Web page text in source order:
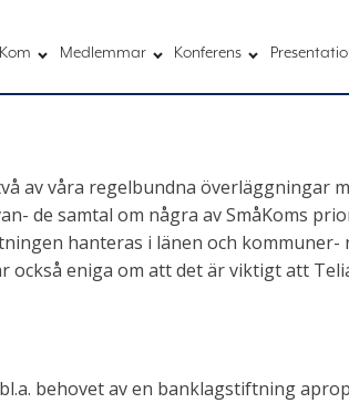
Medlemmar Konferens
av våra regelbundna
de samtal om några av SmåKoms
hanteras i länen och
också eniga om att det är viktigt att
behovet av en banklagstiftning